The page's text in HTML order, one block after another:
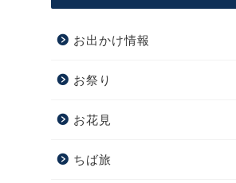
お出かけ情報
お祭り
お花見
ちば旅